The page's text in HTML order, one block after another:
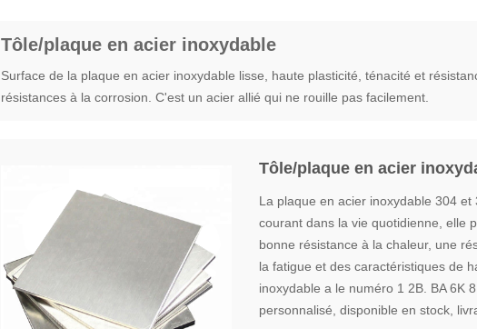
Tôle/plaque en acier inoxydable
Surface de la plaque en acier inoxydable lisse, haute plasticité, ténacité et
résistances à la corrosion. C'est un acier allié qui ne rouille pas facilement.
Tôle/plaque en acier
La plaque en acier inoxydable 304
courant dans la vie quotidienne, elle
bonne résistance à la chaleur, une
la fatigue et des caractéristiques de
inoxydable a le numéro 1 2B. BA 6K
personnalisé, disponible en stock,